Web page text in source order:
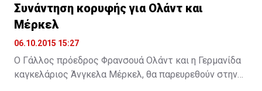
Συνάντηση κορυφής για Ολάντ και
Μέρκελ
06.10.2015 15:27
Ο Γάλλος πρόεδρος Φρανσουά Ολάντ και η Γερμανίδα
καγκελάριος Άνγκελα Μέρκελ, θα παρευρεθούν στην